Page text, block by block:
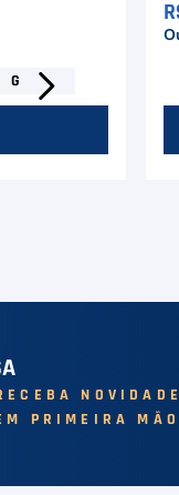
G
PRIMEIRA MÃO